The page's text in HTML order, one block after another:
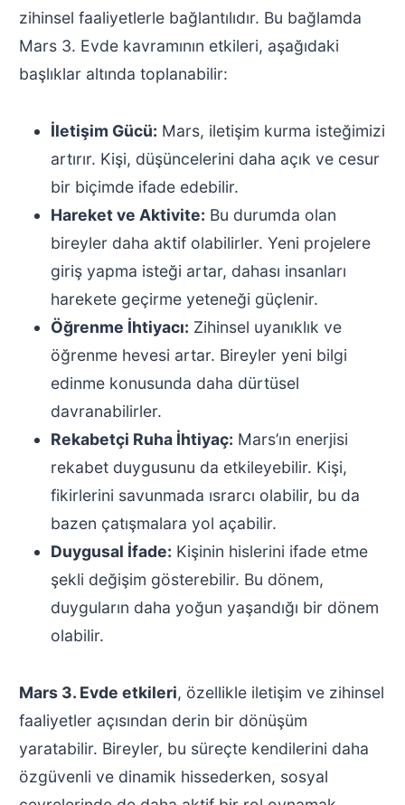
zihinsel faaliyetlerle bağlantılıdır. Bu bağlamda
Mars 3. Evde kavramının etkileri, aşağıdaki
başlıklar altında toplanabilir:
İletişim Gücü: Mars, iletişim kurma isteğimizi
artırır. Kişi, düşüncelerini daha açık ve cesur
bir biçimde ifade edebilir.
Hareket ve Aktivite: Bu durumda olan
bireyler daha aktif olabilirler. Yeni projelere
giriş yapma isteği artar, dahası insanları
harekete geçirme yeteneği güçlenir.
Öğrenme İhtiyacı: Zihinsel uyanıklık ve
öğrenme hevesi artar. Bireyler yeni bilgi
edinme konusunda daha dürtüsel
davranabilirler.
Rekabetçi Ruha İhtiyaç: Mars’ın enerjisi
rekabet duygusunu da etkileyebilir. Kişi,
fikirlerini savunmada ısrarcı olabilir, bu da
bazen çatışmalara yol açabilir.
Duygusal İfade: Kişinin hislerini ifade etme
şekli değişim gösterebilir. Bu dönem,
duyguların daha yoğun yaşandığı bir dönem
olabilir.
Mars 3. Evde etkileri, özellikle iletişim ve zihinsel
faaliyetler açısından derin bir dönüşüm
yaratabilir. Bireyler, bu süreçte kendilerini daha
özgüvenli ve dinamik hissederken, sosyal